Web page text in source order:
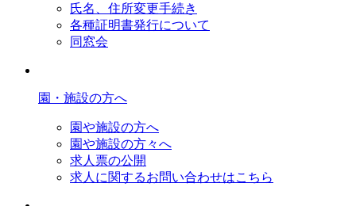
氏名、住所変更手続き
各種証明書発行について
同窓会
園・施設の方へ
園や施設の方へ
園や施設の方々へ
求人票の公開
求人に関するお問い合わせはこちら